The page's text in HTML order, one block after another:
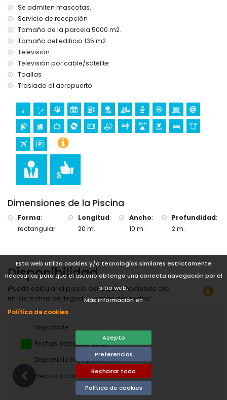
Esta web utiliza cookies y/o tecnologías similares estrictamente
necesarias para que el usuario obtenga una correcta navegación por el
sitio web.
Más información en
Política de cookies
.
Acepto
Preferencias
Rechazar todo
Política de cookies
Se admiten mascotas.
Servicio de recepción
Tamaño de la parcela 5000 m2.
Tamaño del edificio 135 m2.
Televisión
Televisión por cable/satélite
Toallas
Traslado al aeropuerto
Dimensiones de la Piscina
Forma:
rectangular
Longitud:
20 m.
Ancho:
10 m.
Profundidad:
2 m.
Disponibilidad
¡Puede calcular el precio del alquiler haciendo clic
en las fechas de llegada y salida deseadas!
Disponible
Fechas seleccionadas
Disponible bajo petición
Precios a consultar